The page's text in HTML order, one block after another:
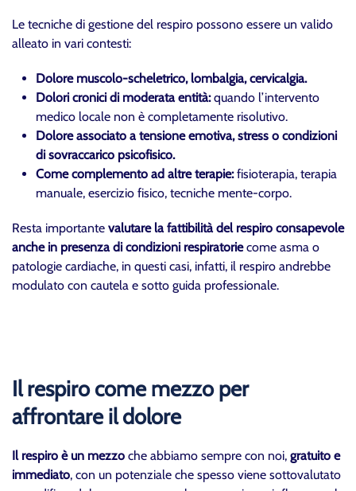
Le tecniche di gestione del respiro possono essere un valido
alleato in vari contesti:
Dolore muscolo-scheletrico, lombalgia, cervicalgia.
Dolori cronici di moderata entità:quando l’intervento
medico locale non è completamente risolutivo.
Dolore associato a tensione emotiva, stress o condizioni
di sovraccarico psicofisico.
Come complemento ad altre terapie:fisioterapia, terapia
manuale, esercizio fisico, tecniche mente-corpo.
Resta importante valutare la fattibilità del respiro consapevole
anche in presenza di condizioni respiratoriecome asma o
patologie cardiache, in questi casi, infatti, il respiro andrebbe
modulato con cautela e sotto guida professionale.
Il respiro come mezzo per
affrontare il dolore
Il respiro è un mezzo che abbiamo sempre con noi, gratuito e
immediato, con un potenziale che spesso viene sottovalutato